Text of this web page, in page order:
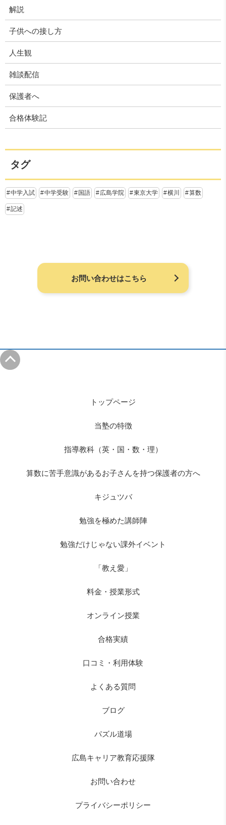
解説
子供への接し方
人生観
雑談配信
保護者へ
合格体験記
タグ
中学入試 中学受験 国語 広島学院 東京大学 横川 算数
記述
お問い合わせはこちら
トップページ
当塾の特徴
指導教科（英・国・数・理）
算数に苦手意識があるお子さんを持つ保護者の方へ
キジュツバ
勉強を極めた講師陣
勉強だけじゃない課外イベント
「教え愛」
料金・授業形式
オンライン授業
合格実績
口コミ・利用体験
よくある質問
ブログ
パズル道場
広島キャリア教育応援隊
お問い合わせ
プライバシーポリシー